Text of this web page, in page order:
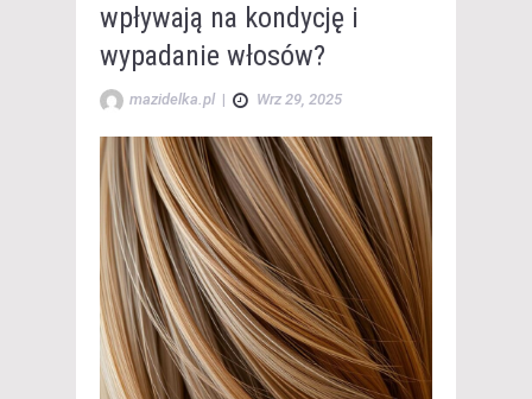
wpływają na kondycję i
wypadanie włosów?
mazidelka.pl | Wrz 29, 2025